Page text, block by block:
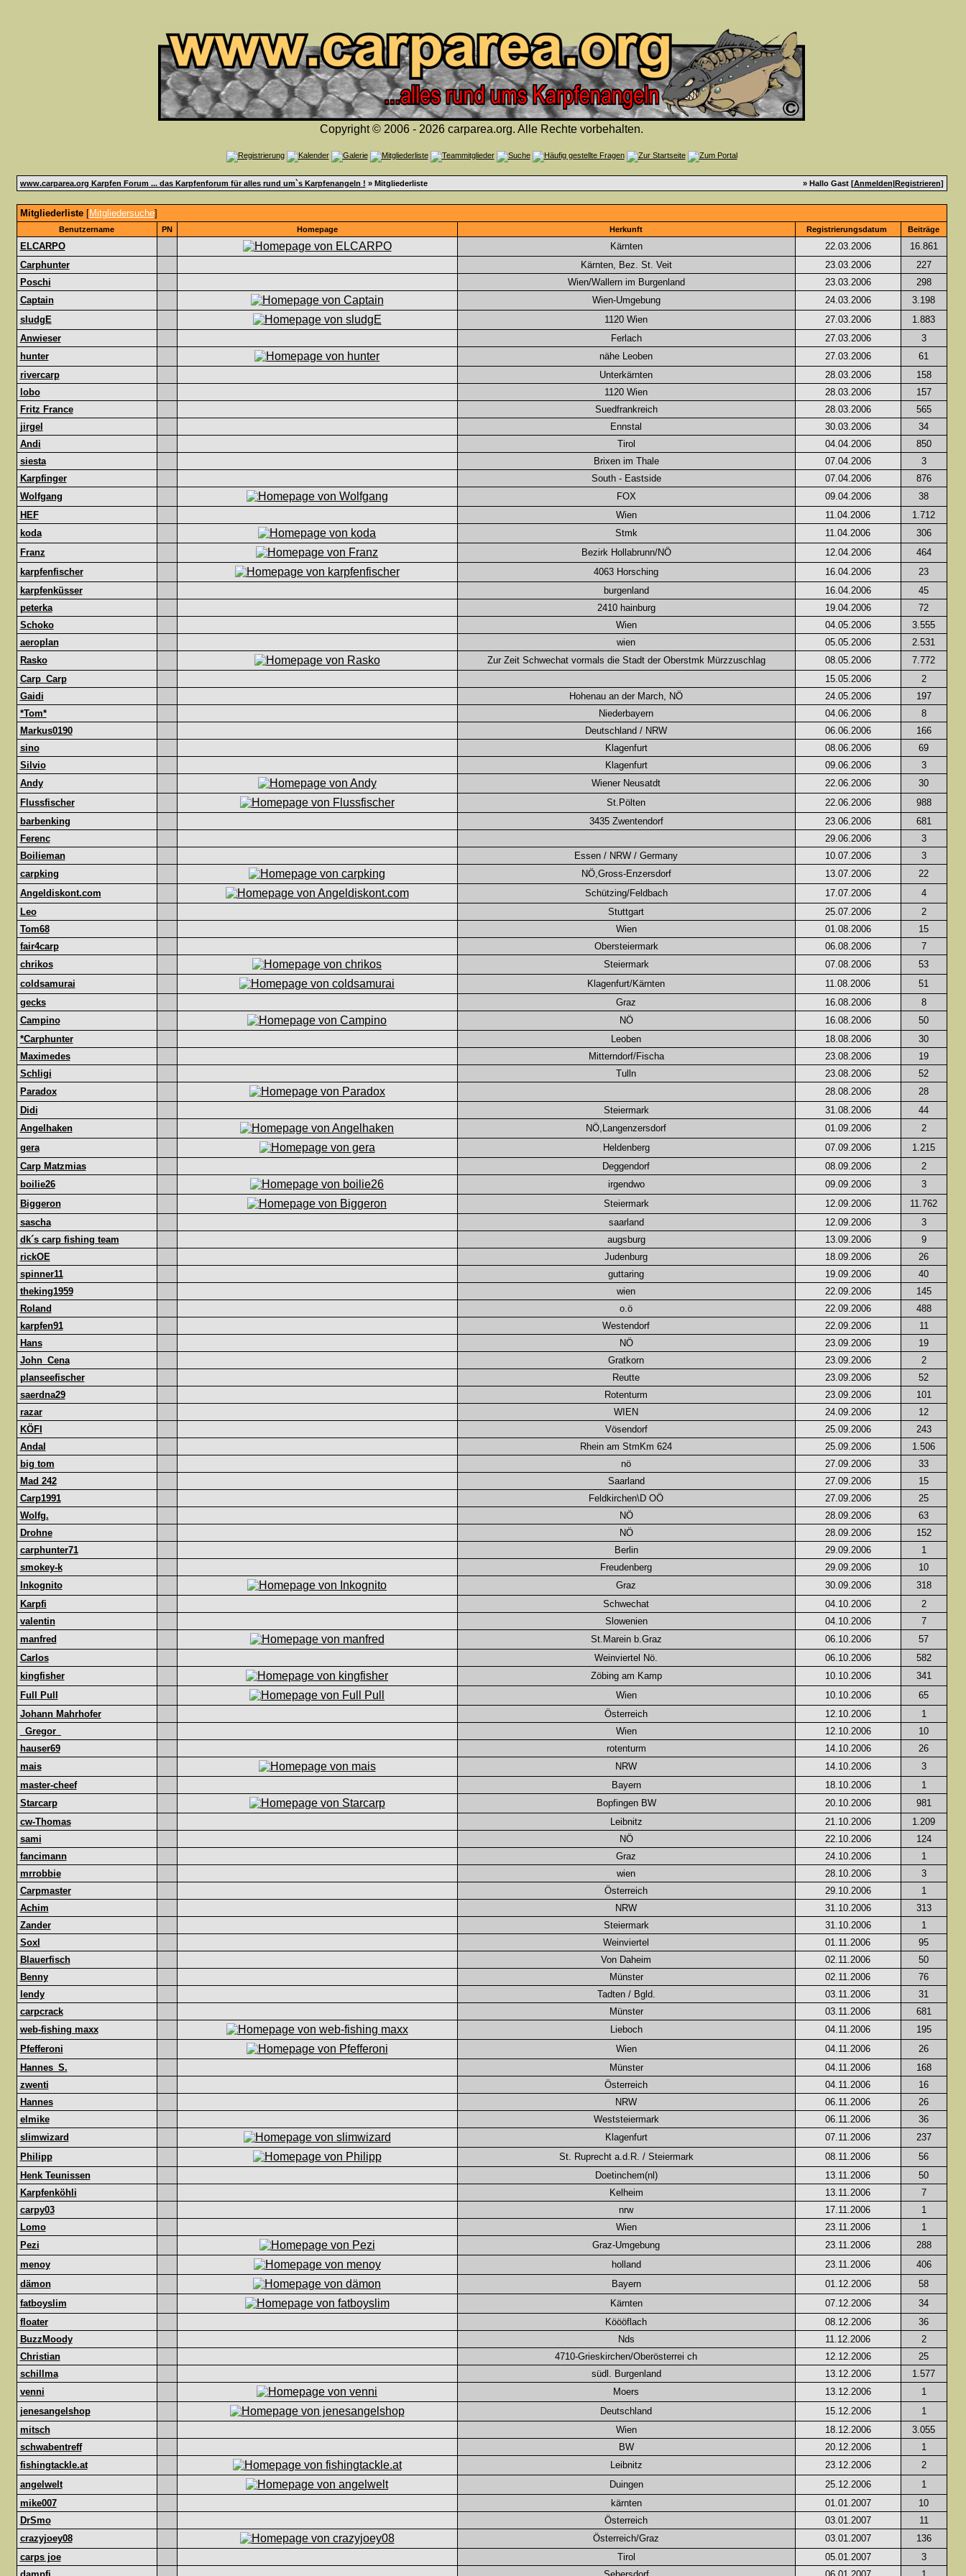
Copyright © 2006 - 2026 carparea.org. Alle Rechte vorbehalten.
www.carparea.org Karpfen Forum ... das Karpfenforum für alles rund um`s Karpfenangeln ! » Mitgliederliste » Hallo Gast [Anmelden|Registrieren]
Mitgliederliste[Mitgliedersuche]
Benutzername PN Homepage Herkunft Registrierungsdatum Beiträge
ELCARPO Kärnten 22.03.2006
16.861
Carphunter
Kärnten, Bez. St. Veit 23.03.2006
227
Poschi
Wien/Wallern im Burgenland 23.03.2006
298
Captain
Wien-Umgebung 24.03.2006
3.198
sludgE
1120 Wien 27.03.2006
1.883
Anwieser
Ferlach 27.03.2006
3
hunter
nähe Leoben 27.03.2006
61
rivercarp
Unterkärnten 28.03.2006
158
lobo
1120 Wien 28.03.2006
157
Fritz France
Suedfrankreich 28.03.2006
565
jirgel
Ennstal 30.03.2006
34
Andi
Tirol 04.04.2006
850
siesta
Brixen im Thale 07.04.2006
3
Karpfinger
South - Eastside 07.04.2006
876
Wolfgang
FOX 09.04.2006
38
HEF
Wien 11.04.2006
1.712
koda
Stmk 11.04.2006
306
Franz
Bezirk Hollabrunn/NÖ 12.04.2006
464
karpfenfischer
4063 Horsching 16.04.2006
23
karpfenküsser
burgenland 16.04.2006
45
peterka
2410 hainburg 19.04.2006
72
Schoko
Wien 04.05.2006
3.555
aeroplan
wien 05.05.2006
2.531
Rasko
Zur Zeit Schwechat vormals die Stadt der Oberstmk Mürzzuschlag 08.05.2006
7.772
Carp_Carp
15.05.2006
2
Gaidi
Hohenau an der March, NÖ 24.05.2006
197
*Tom*
Niederbayern 04.06.2006
8
Markus0190
Deutschland / NRW 06.06.2006
166
sino
Klagenfurt 08.06.2006
69
Silvio
Klagenfurt 09.06.2006
3
Andy
Wiener Neusatdt 22.06.2006
30
Flussfischer
St.Pölten 22.06.2006
988
barbenking
3435 Zwentendorf 23.06.2006
681
Ferenc
29.06.2006
3
Boilieman
Essen / NRW / Germany 10.07.2006
3
carpking
NÖ,Gross-Enzersdorf 13.07.2006
22
Angeldiskont.com
Schützing/Feldbach 17.07.2006
4
Leo
Stuttgart 25.07.2006
2
Tom68
Wien 01.08.2006
15
fair4carp
Obersteiermark 06.08.2006
7
chrikos
Steiermark 07.08.2006
53
coldsamurai
Klagenfurt/Kärnten 11.08.2006
51
gecks
Graz 16.08.2006
8
Campino
NÖ 16.08.2006
50
*Carphunter
Leoben 18.08.2006
30
Maximedes
Mitterndorf/Fischa 23.08.2006
19
Schligi
Tulln 23.08.2006
52
Paradox
28.08.2006
28
Didi
Steiermark 31.08.2006
44
Angelhaken
NÖ,Langenzersdorf 01.09.2006
2
gera
Heldenberg 07.09.2006
1.215
Carp Matzmias
Deggendorf 08.09.2006
2
boilie26
irgendwo 09.09.2006
3
Biggeron
Steiermark 12.09.2006
11.762
sascha
saarland 12.09.2006
3
dk´s carp fishing team
augsburg 13.09.2006
9
rickOE
Judenburg 18.09.2006
26
spinner11
guttaring 19.09.2006
40
theking1959
wien 22.09.2006
145
Roland
o.ö 22.09.2006
488
karpfen91
Westendorf 22.09.2006
11
Hans
NÖ 23.09.2006
19
John_Cena
Gratkorn 23.09.2006
2
planseefischer
Reutte 23.09.2006
52
saerdna29
Rotenturm 23.09.2006
101
razar
WIEN 24.09.2006
12
KÖFI
Vösendorf 25.09.2006
243
Andal
Rhein am StmKm 624 25.09.2006
1.506
big tom
nö 27.09.2006
33
Mad 242
Saarland 27.09.2006
15
Carp1991
Feldkirchen\D OÖ 27.09.2006
25
Wolfg.
NÖ 28.09.2006
63
Drohne
NÖ 28.09.2006
152
carphunter71
Berlin 29.09.2006
1
smokey-k
Freudenberg 29.09.2006
10
Inkognito
Graz 30.09.2006
318
Karpfi
Schwechat 04.10.2006
2
valentin
Slowenien 04.10.2006
7
manfred
St.Marein b.Graz 06.10.2006
57
Carlos
Weinviertel Nö. 06.10.2006
582
kingfisher
Zöbing am Kamp 10.10.2006
341
Full Pull
Wien 10.10.2006
65
Johann Mahrhofer
Österreich 12.10.2006
1
_Gregor_
Wien 12.10.2006
10
hauser69
rotenturm 14.10.2006
26
mais
NRW 14.10.2006
3
master-cheef
Bayern 18.10.2006
1
Starcarp
Bopfingen BW 20.10.2006
981
cw-Thomas
Leibnitz 21.10.2006
1.209
sami
NÖ 22.10.2006
124
fancimann
Graz 24.10.2006
1
mrrobbie
wien 28.10.2006
3
Carpmaster
Österreich 29.10.2006
1
Achim
NRW 31.10.2006
313
Zander
Steiermark 31.10.2006
1
Soxl
Weinviertel 01.11.2006
95
Blauerfisch
Von Daheim 02.11.2006
50
Benny
Münster 02.11.2006
76
lendy
Tadten / Bgld. 03.11.2006
31
carpcrack
Münster 03.11.2006
681
web-fishing maxx
Lieboch 04.11.2006
195
Pfefferoni
Wien 04.11.2006
26
Hannes_S.
Münster 04.11.2006
168
zwenti
Österreich 04.11.2006
16
Hannes
NRW 06.11.2006
26
elmike
Weststeiermark 06.11.2006
36
slimwizard
Klagenfurt 07.11.2006
237
Philipp
St. Ruprecht a.d.R. / Steiermark 08.11.2006
56
Henk Teunissen
Doetinchem(nl) 13.11.2006
50
Karpfenköhli
Kelheim 13.11.2006
7
carpy03
nrw 17.11.2006
1
Lomo
Wien 23.11.2006
1
Pezi
Graz-Umgebung 23.11.2006
288
menoy
holland 23.11.2006
406
dämon
Bayern 01.12.2006
58
fatboyslim
Kärnten 07.12.2006
34
floater
Köööflach 08.12.2006
36
BuzzMoody
Nds 11.12.2006
2
Christian
4710-Grieskirchen/Oberösterrei ch 12.12.2006
25
schillma
südl. Burgenland 13.12.2006
1.577
venni
Moers 13.12.2006
1
jenesangelshop
Deutschland 15.12.2006
1
mitsch
Wien 18.12.2006
3.055
schwabentreff
BW 20.12.2006
1
fishingtackle.at
Leibnitz 23.12.2006
2
angelwelt
Duingen 25.12.2006
1
mike007
kärnten 01.01.2007
10
DrSmo
Österreich 03.01.2007
11
crazyjoey08
Österreich/Graz 03.01.2007
136
carps joe
Tirol 05.01.2007
3